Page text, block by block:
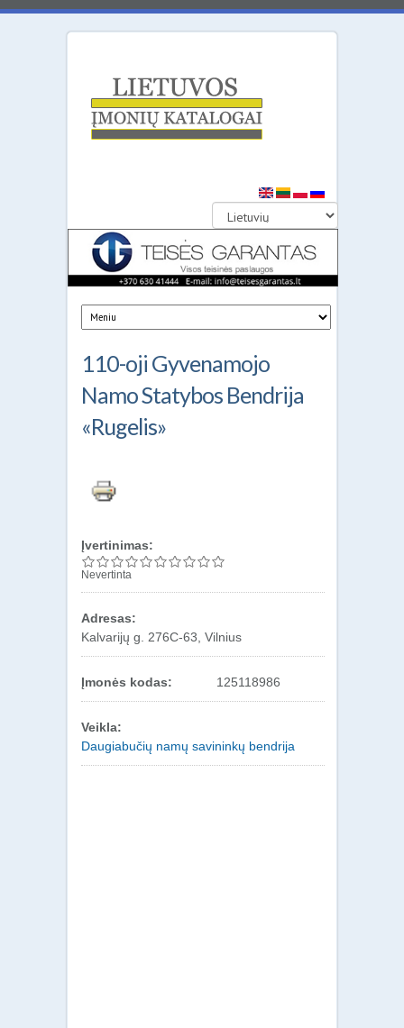
Lietuvos
įmonių
katalogai
110-oji Gyvenamojo
Namo Statybos Bendrija
«Rugelis»
Įvertinimas:
Nevertinta
Adresas:
Kalvarijų g. 276C-63, Vilnius
Įmonės kodas: 125118986
Veikla:
Daugiabučių namų savininkų bendrija